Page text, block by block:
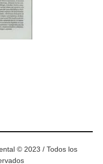
© 2023 / Todos los